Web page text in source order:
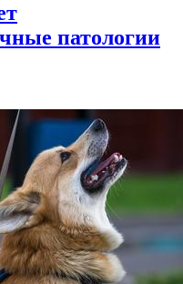
патологии